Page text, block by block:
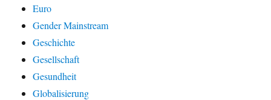
Euro
Gender Mainstream
Geschichte
Gesellschaft
Gesundheit
Globalisierung